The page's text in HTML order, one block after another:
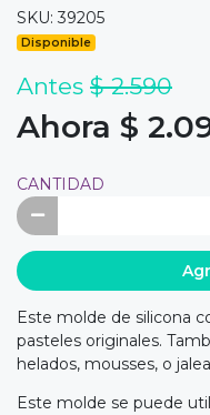
SKU: 39205
Disponible
Antes $ 2.590
Ahora $
CANTIDAD
Este molde de silicona
pasteles originales.
helados, mousses, o
Este molde se puede